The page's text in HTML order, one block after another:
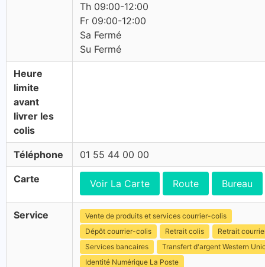
Th 09:00-12:00
Fr 09:00-12:00
Sa Fermé
Su Fermé
Heure
limite
avant
livrer les
colis
Téléphone 01 55 44 00 00
Carte Voir La Carte Route Bureau
Service
Vente de produits et services courrier-colis
Dépôt courrier-colis
Retrait colis
Retrait
Services bancaires
Transfert d'argent Western
Identité Numérique La Poste